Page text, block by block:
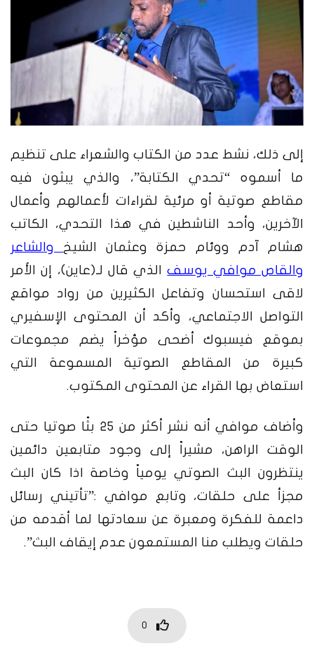
إلى ذلك، نشط عدد من الكتاب والشعراء على تنظيم
ما أسموه “تحدي الكتابة”، والذي يبثون فيه
مقاطع صوتية أو مرئية لقراءات لأعمالهم وأعمال
الآخرين، وأحد الناشطين في هذا التحدي، الكاتب
هشام آدم ووئام حمزة وعثمان الشيخ
والشاعر
والقاص موافي يوسفالذي قال لـ(عاين)، إن الأمر
لاقى استحسان وتفاعل الكثيرين من رواد مواقع
التواصل الاجتماعي، وأكد أن المحتوى الإسفيري
بموقع فيسبوك أضحى مؤخراً يضم مجموعات
كبيرة من المقاطع الصوتية المسموعة التي
استعاض بها القراء عن المحتوى المكتوب.
وأضاف موافي أنه نشر أكثر من 25 بثًا صوتيا حتى
الوقت الراهن، مشيراً إلى وجود متابعين دائمين
ينتظرون البث الصوتي يومياً وخاصة اذا كان البث
مجزأ على حلقات، وتابع موافي :”تأتيني رسائل
داعمة للفكرة ومعبرة عن سعادتها لما أقدمه من
حلقات ويطلب منا المستمعون عدم إيقاف البث”.
0